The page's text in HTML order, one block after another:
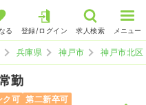
る 登録/ログイン 求人検索 メニュー
兵庫県 神戸市 神戸市北区
勤
ク可 第二新卒可